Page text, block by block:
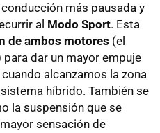
más pausada y
al Modo Sport. Esta
de ambos motores (el
dar un mayor empuje
alcanzamos la zona
híbrido. También se
la suspensión que se
sensación de